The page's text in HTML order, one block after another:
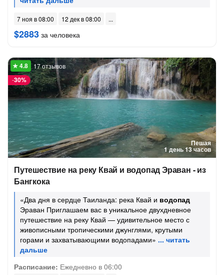
7 ноя в 08:00 12 дек в 08:00
$2883 за человека
Пешая
1 день 13 часов
-30%
17 отзывов
Путешествие на реку Квай и водопад Эраван - из
Бангкока
«Два дня в сердце Таиланда: река Квай и водопад
Эраван Приглашаем вас в уникальное двухдневное
путешествие на реку Квай — удивительное место с
живописными тропическими джунглями, крутыми
горами и захватывающими водопадами»
Расписание: Ежедневно в 06:00